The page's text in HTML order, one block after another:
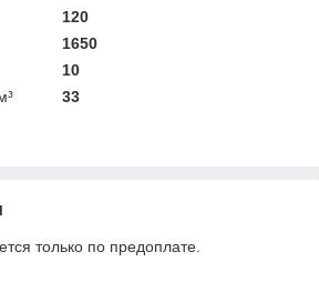
120
1650
10
33
только по предоплате.